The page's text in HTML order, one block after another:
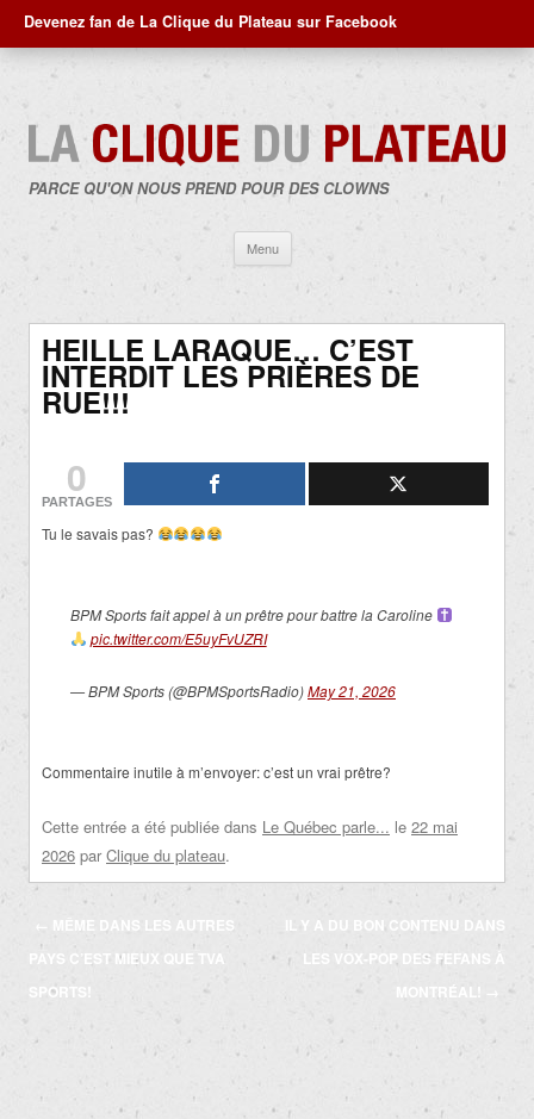
Devenez fan de La Clique du Plateau sur Facebook
PARCE QU'ON NOUS PREND POUR DES CLOWNS
Menu
contenu
HEILLE LARAQUE… C’EST
INTERDIT LES PRIÈRES DE
RUE!!!
0
PARTAGES
Tu le savais pas?
BPM Sports fait appel à un prêtre pour battre la Caroline
pic.twitter.com/E5uyFvUZRI
— BPM Sports (@BPMSportsRadio)May 21, 2026
Commentaire inutile à m’envoyer: c’est un vrai prêtre?
Cette entrée a été publiée dans Le Québec parle... le 22 mai
2026 par Clique du plateau.
Navigation
des
articles
← MÊME DANS LES AUTRES
PAYS C’EST MIEUX QUE TVA
SPORTS!
IL Y A DU BON CONTENU DANS
LES VOX-POP DES FEFANS À
MONTRÉAL!
→